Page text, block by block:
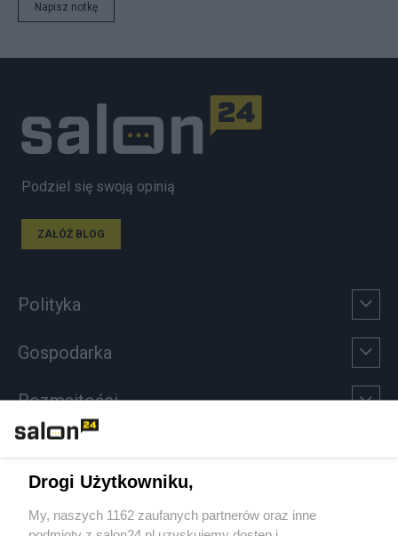
Napisz notkę
Podziel się swoją opinią
ZAŁÓŻ BLOG
Polityka
Gospodarka
Rozmaitości
Sport
Drogi Użytkowniku,
My, naszych 1162 zaufanych partnerów oraz inne